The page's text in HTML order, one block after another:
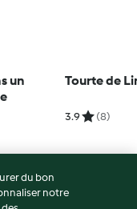
un
Tourte de
3.9 (8)
du bon
notre